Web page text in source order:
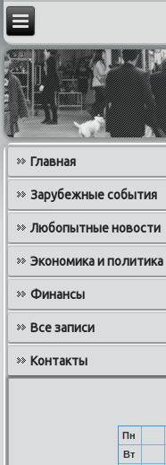
Главная
Зарубежные события
Любопытные новости
Экономика и политика
Финансы
Все записи
Контакты
Пн
Вт